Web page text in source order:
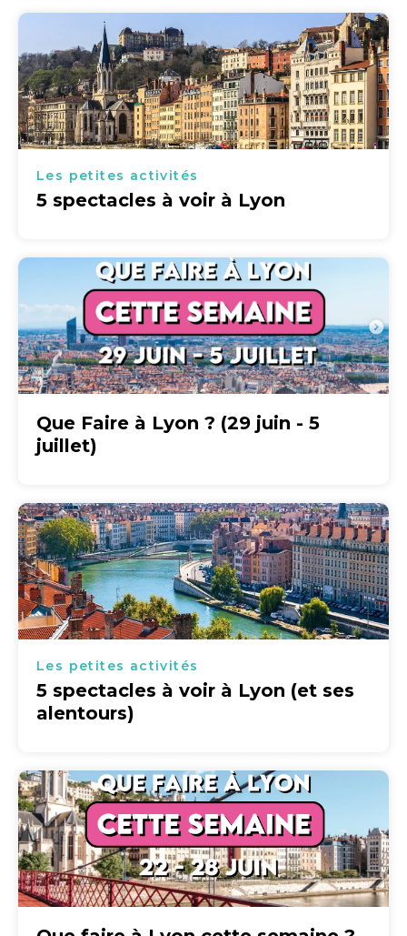
Les petites activités
5 spectacles à voir à Lyon
Que Faire à Lyon ? (29 juin - 5
juillet)
Les petites activités
5 spectacles à voir à Lyon (et ses
alentours)